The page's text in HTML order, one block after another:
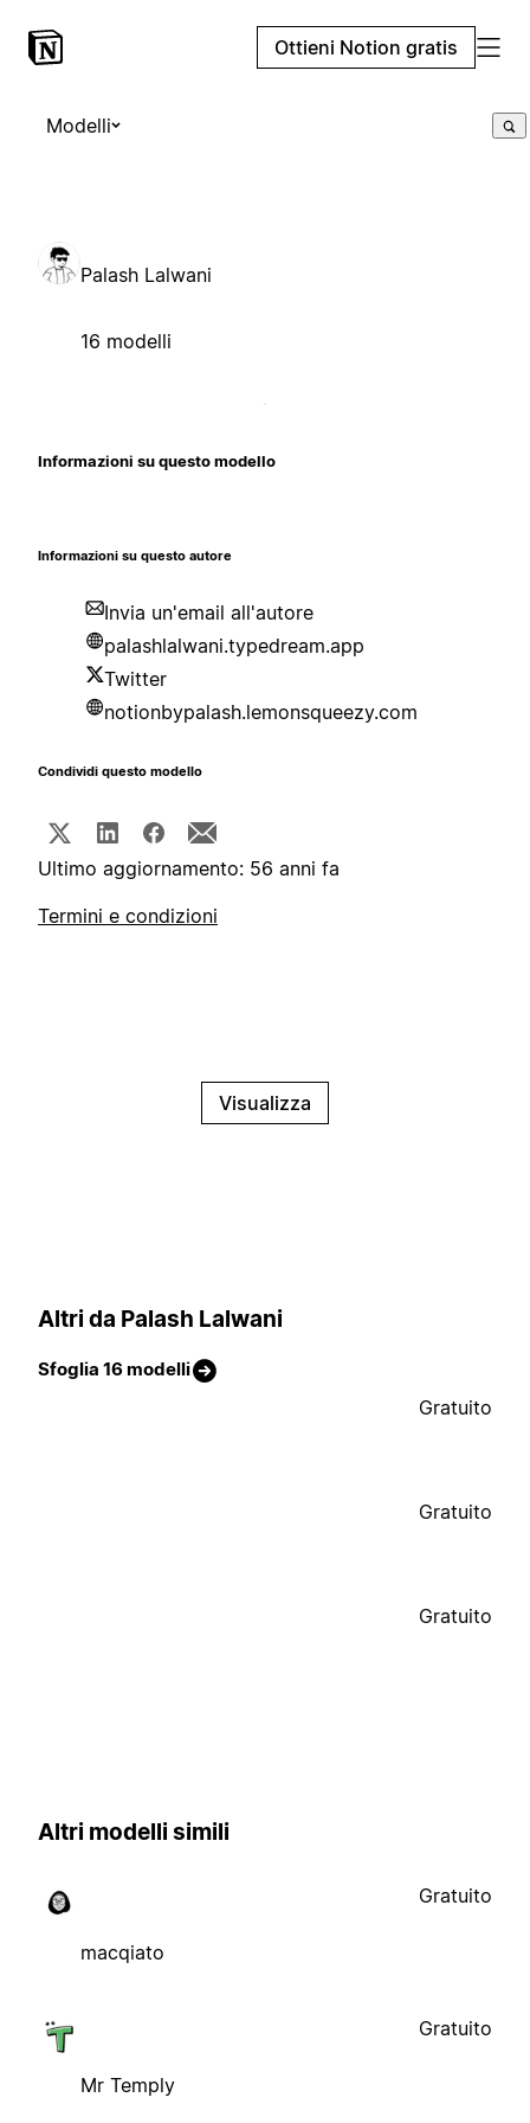
Ottieni Notion gratis
Modelli
Palash Lalwani
16 modelli
Informazioni su questo modello
Informazioni su questo autore
Invia un'email all'autore
palashlalwani.typedream.app
Twitter
notionbypalash.lemonsqueezy.com
Condividi questo modello
Ultimo aggiornamento: 56 anni fa
Termini e condizioni
Visualizza
Altri da Palash Lalwani
Sfoglia 16 modelli
Gratuito
Gratuito
Gratuito
Altri modelli simili
macqiato
Gratuito
Mr Temply
Gratuito